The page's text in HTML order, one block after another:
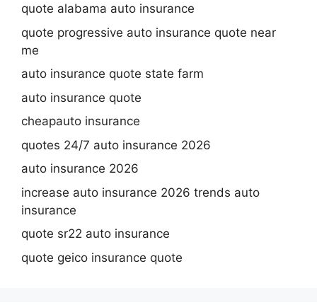
quote alabama auto insurance
quote progressive auto insurance quote near
me
auto insurance quote state farm
auto insurance quote
cheapauto insurance
quotes 24/7 auto insurance 2026
auto insurance 2026
increase auto insurance 2026 trends auto
insurance
quote sr22 auto insurance
quote geico insurance quote